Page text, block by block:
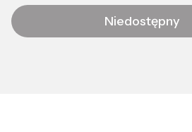
Niedostępny